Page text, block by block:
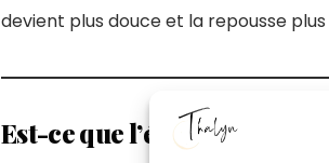
devient plus douce et la repousse
Est-ce que l’épilation laser